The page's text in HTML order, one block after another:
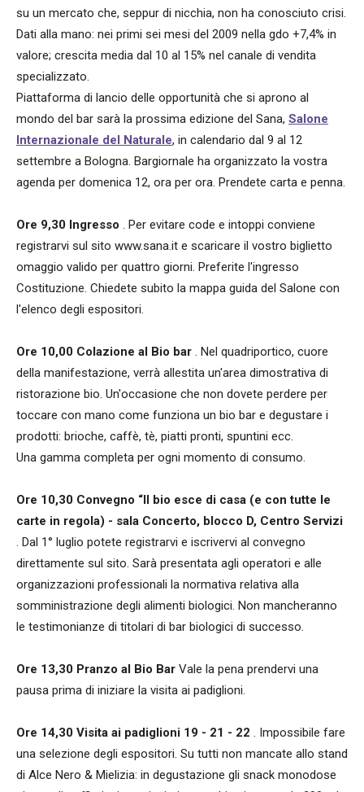
su un mercato che, seppur di nicchia, non ha conosciuto crisi.
Dati alla mano: nei primi sei mesi del 2009 nella gdo +7,4% in
valore; crescita media dal 10 al 15% nel canale di vendita
specializzato.
Piattaforma di lancio delle opportunità che si aprono al
mondo del bar sarà la prossima edizione del Sana, Salone
Internazionale del Naturale, in calendario dal 9 al 12
settembre a Bologna. Bargiornale ha organizzato la vostra
agenda per domenica 12, ora per ora. Prendete carta e penna.
Ore 9,30 Ingresso . Per evitare code e intoppi conviene
registrarvi sul sito www.sana.it e scaricare il vostro biglietto
omaggio valido per quattro giorni. Preferite l'ingresso
Costituzione. Chiedete subito la mappa guida del Salone con
l'elenco degli espositori.
Ore 10,00 Colazione al Bio bar . Nel quadriportico, cuore
della manifestazione, verrà allestita un'area dimostrativa di
ristorazione bio. Un'occasione che non dovete perdere per
toccare con mano come funziona un bio bar e degustare i
prodotti: brioche, caffè, tè, piatti pronti, spuntini ecc.
Una gamma completa per ogni momento di consumo.
Ore 10,30 Convegno “Il bio esce di casa (e con tutte le
carte in regola) - sala Concerto, blocco D, Centro Servizi
. Dal 1° luglio potete registrarvi e iscrivervi al convegno
direttamente sul sito. Sarà presentata agli operatori e alle
organizzazioni professionali la normativa relativa alla
somministrazione degli alimenti biologici. Non mancheranno
le testimonianze di titolari di bar biologici di successo.
Ore 13,30 Pranzo al Bio Bar Vale la pena prendervi una
pausa prima di iniziare la visita ai padiglioni.
Ore 14,30 Visita ai padiglioni 19 - 21 - 22 . Impossibile fare
una selezione degli espositori. Su tutti non mancate allo stand
di Alce Nero & Mielizia: in degustazione gli snack monodose